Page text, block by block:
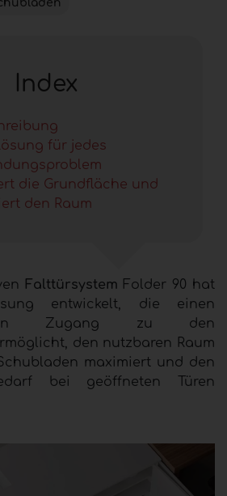
Index
für jedes
die Grundfläche und
den Raum
Falttürsystem Folder 90 hat
entwickelt, die einen
Zugang zu den
den nutzbaren Raum
maximiert und den
bei geöffneten Türen